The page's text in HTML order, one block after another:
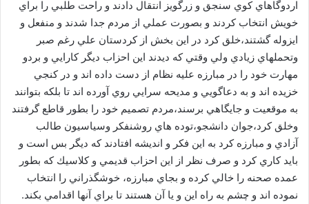
اردوگاهاي كوي سنجق و زرگويز انتقال دادند و راحت طلبي را براي
خويش انتخاب كردند و بصورت عملي از مردم جدا شدند و منفعل و
ايزوله گشتند،خلق كرد در اين بخش از كردستان علي رغم صبر
وتحملهاي زيادي ولي وقتي كه ديدند اين احزاب ديگر كارايي و بردو
مهارت خود را در مبارزه عليه نظام از دست داده اند و در كنجي
خزيده اند و به دعاگويي و مديحه سرايي روي آورده اند تا بلكه بتوانند
به موقعيت و جايگاهي برسند،مردم تصميم خود را بطور قاطع گرفتند
وخلق كرد،جوان دانشجو،توده هاي روشنفكر وسياسيون طالب
آزادي و مبارزه كرد به اين فكر و انديشه افتادند كه ديگر بس است و
بايد كاري كرد و صرف نظر از اين احزاب قديمي و كلاسيك كه بطور
عمده صحنه را خالي كرده و بجاي مبارزه، خوشگذراني را انتخاب
نموده اند و چشم به راه اين و يا آن هستند تا براي آنها اقدامي بكند.